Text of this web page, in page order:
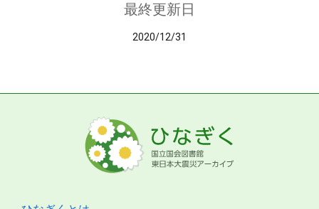
最終更新日
2020/12/31